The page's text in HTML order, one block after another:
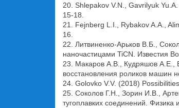
20. Shlepakov V.N., Gavrilyuk
15-18.
21. Fejnberg L.I., Rybakov A.A.,
16.
22. Литвиненко-Арьков В.Б.,
наночастицами TiCN. Известия
23. Макаров А.В., Кудряшов А.Е.,
восстановления роликов машин
24. Golovko V.V. (2018)
25. Соколов Г.Н., Зорин И.В.,
тугоплавких соединений.